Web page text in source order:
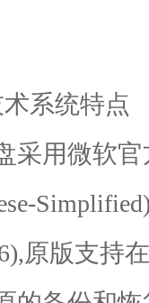
系统特点
采用微软
原版支持